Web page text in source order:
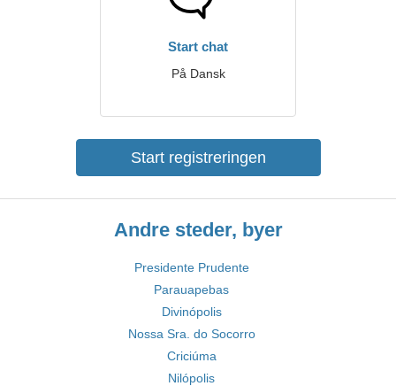
Start chat
På Dansk
Start registreringen
Andre steder, byer
Presidente Prudente
Parauapebas
Divinópolis
Nossa Sra. do Socorro
Criciúma
Nilópolis